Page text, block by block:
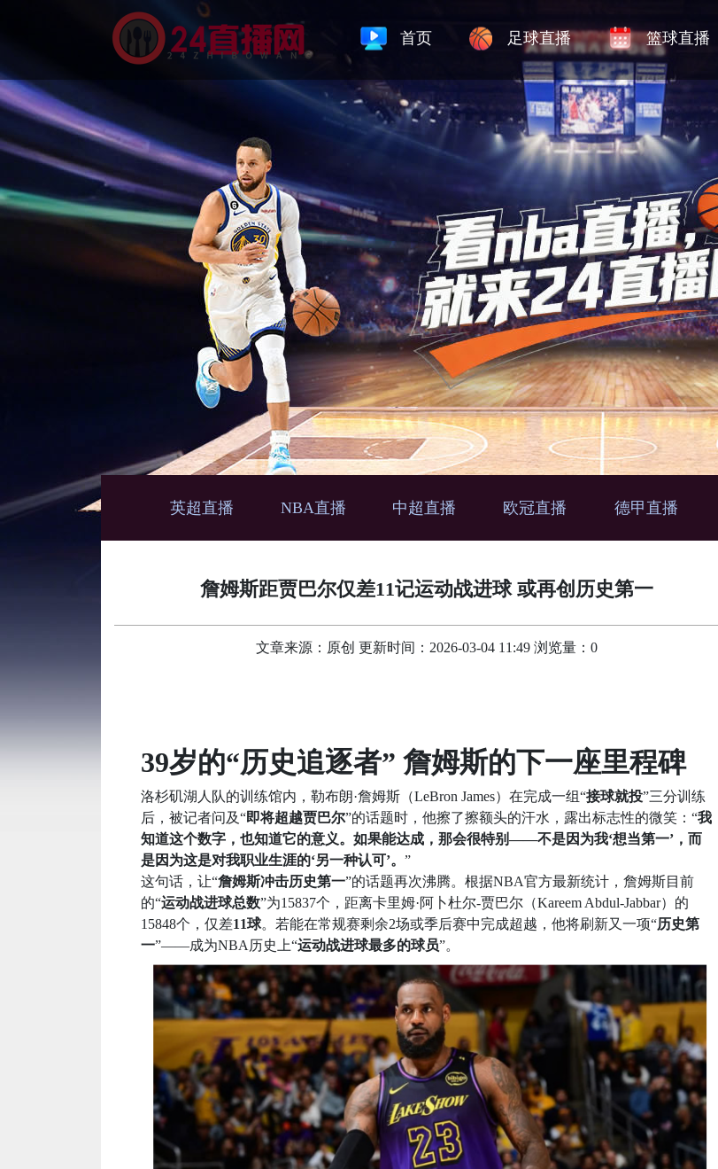
首页 足球直播 篮球直播
英超直播 NBA直播 中超直播 欧冠直播 德甲直播
詹姆斯距贾巴尔仅差11记运动战进球 或再创历史第一
文章来源：原创 更新时间：2026-03-04 11:49 浏览量：0
39岁的“历史追逐者” 詹姆斯的下一座里程碑
洛杉矶湖人队的训练馆内，勒布朗·詹姆斯（LeBron James）在完成一组“接球就投”三分训练
后，被记者问及“即将超越贾巴尔”的话题时，他擦了擦额头的汗水，露出标志性的微笑：“我
知道这个数字，也知道它的意义。如果能达成，那会很特别——不是因为我‘想当第一’，而
是因为这是对我职业生涯的‘另一种认可’。 ”
这句话，让“詹姆斯冲击历史第一”的话题再次沸腾。根据NBA官方最新统计，詹姆斯目前
的“运动战进球总数”为15837个，距离卡里姆·阿卜杜尔-贾巴尔（Kareem Abdul-Jabbar）的
15848个，仅差11球。若能在常规赛剩余2场或季后赛中完成超越，他将刷新又一项“历史第
一”——成为NBA历史上“运动战进球最多的球员”。